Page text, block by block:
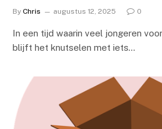
By Chris augustus 12, 2025 0
In een tijd waarin veel jongeren
blijft het knutselen met iets…